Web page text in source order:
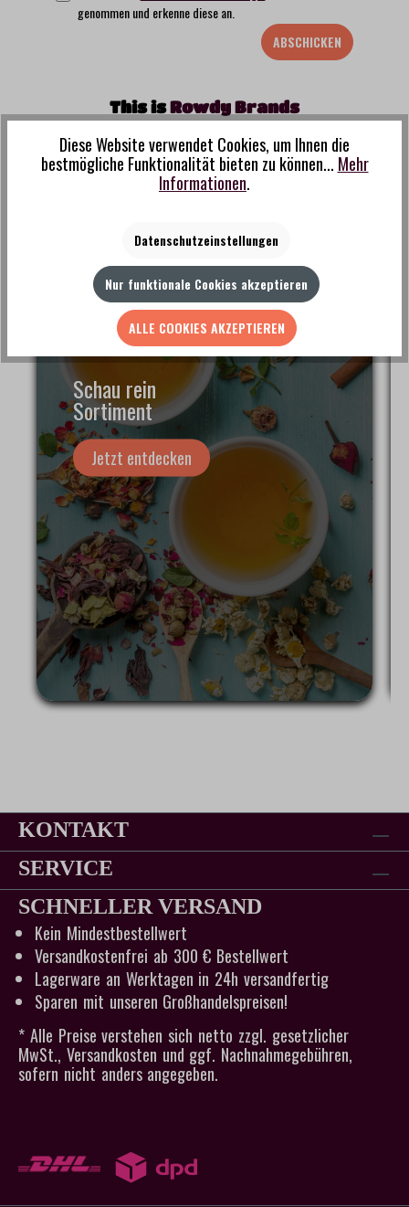
genommen und erkenne diese an.
ABSCHICKEN
This isRowdy Brands
Schau rein
Sortiment
Jetzt entdecken
KONTAKT
SERVICE
SCHNELLER VERSAND
Kein Mindestbestellwert
Versandkostenfrei ab 300 € Bestellwert
Lagerware an Werktagen in 24h versandfertig
Sparen mit unseren Großhandelspreisen!
* Alle Preise verstehen sich netto zzgl. gesetzlicher
MwSt., Versandkosten und ggf. Nachnahmegebühren,
sofern nicht anders angegeben.
Diese Website verwendet Cookies, um Ihnen die
bestmögliche Funktionalität bieten zu können... Mehr
Informationen.
Datenschutzeinstellungen
Nur funktionale Cookies akzeptieren
ALLE COOKIES AKZEPTIEREN